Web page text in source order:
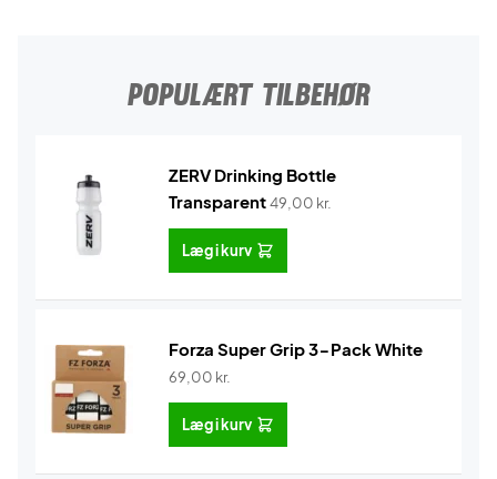
POPULÆRT TILBEHØR
ZERV Drinking Bottle
Transparent49,00 kr.
Læg i kurv
Forza Super Grip 3-Pack White
69,00 kr.
Læg i kurv